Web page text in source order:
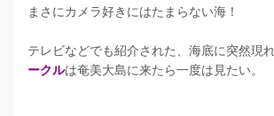
まさにカメラ好きにはたまらない海！
テレビなどでも紹介された、海底に突然現
ークルは奄美大島に来たら一度は見たい。